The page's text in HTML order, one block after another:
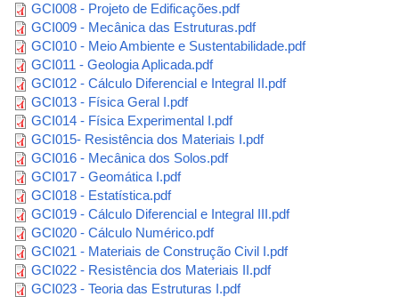
GCI008 - Projeto de Edificações.pdf
GCI009 - Mecânica das Estruturas.pdf
GCI010 - Meio Ambiente e Sustentabilidade.pdf
GCI011 - Geologia Aplicada.pdf
GCI012 - Cálculo Diferencial e Integral II.pdf
GCI013 - Física Geral I.pdf
GCI014 - Física Experimental I.pdf
GCI015- Resistência dos Materiais I.pdf
GCI016 - Mecânica dos Solos.pdf
GCI017 - Geomática I.pdf
GCI018 - Estatística.pdf
GCI019 - Cálculo Diferencial e Integral III.pdf
GCI020 - Cálculo Numérico.pdf
GCI021 - Materiais de Construção Civil I.pdf
GCI022 - Resistência dos Materiais II.pdf
GCI023 - Teoria das Estruturas I.pdf